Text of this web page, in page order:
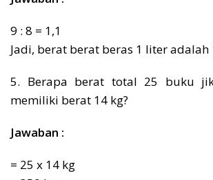
9 : 8 = 1,1
Jadi, berat berat beras 1 liter adalah
5. Berapa berat total 25 buku
memiliki berat 14 kg?
Jawaban :
= 25 x 14 kg